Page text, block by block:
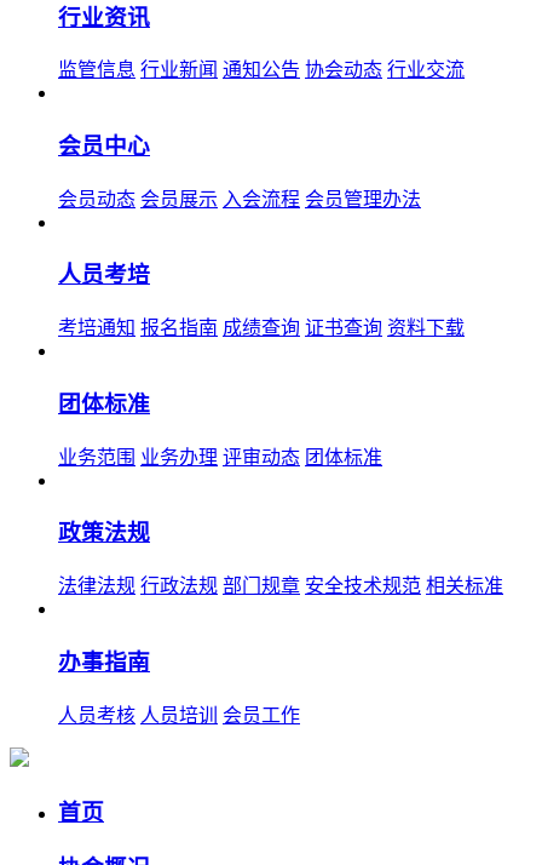
行业资讯
监管信息 行业新闻 通知公告 协会动态 行业交流
会员中心
会员动态 会员展示 入会流程 会员管理办法
人员考培
考培通知 报名指南 成绩查询 证书查询 资料下载
团体标准
业务范围 业务办理 评审动态 团体标准
政策法规
法律法规 行政法规 部门规章 安全技术规范 相关标准
办事指南
人员考核 人员培训 会员工作
首页